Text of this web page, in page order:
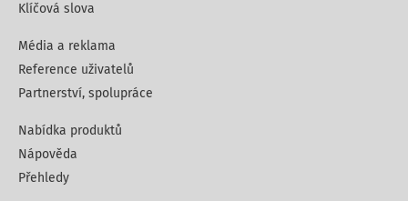
Klíčová slova
Média a reklama
Reference uživatelů
Partnerství, spolupráce
Nabídka produktů
Nápověda
Přehledy